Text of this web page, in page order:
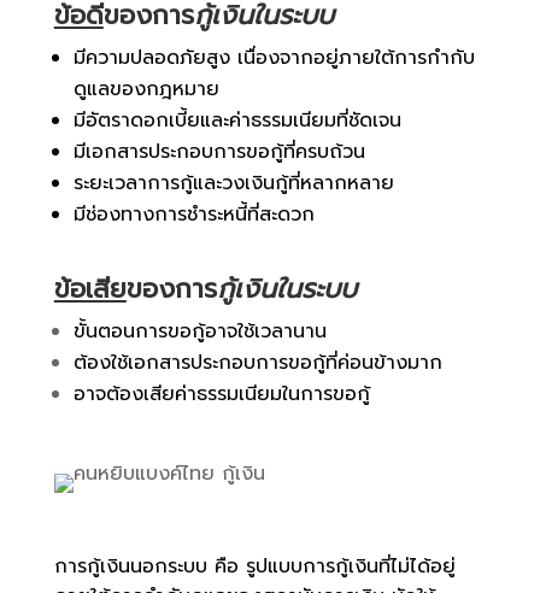
ข้อดีของการกู้เงินในระบบ
มีความปลอดภัยสูง เนื่องจากอยู่ภายใต้การกำกับ
ดูแลของกฎหมาย
มีอัตราดอกเบี้ยและค่าธรรมเนียมที่ชัดเจน
มีเอกสารประกอบการขอกู้ที่ครบถ้วน
ระยะเวลาการกู้และวงเงินกู้ที่หลากหลาย
มีช่องทางการชำระหนี้ที่สะดวก
ข้อเสียของการกู้เงินในระบบ
ขั้นตอนการขอกู้อาจใช้เวลานาน
ต้องใช้เอกสารประกอบการขอกู้ที่ค่อนข้างมาก
อาจต้องเสียค่าธรรมเนียมในการขอกู้
การกู้เงินนอกระบบ คือ รูปแบบการกู้เงินที่ไม่ได้อยู่